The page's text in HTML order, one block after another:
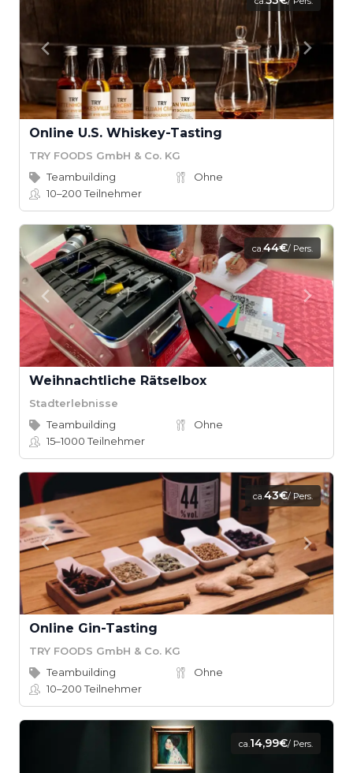
Online U.S. Whiskey-Tasting
TRY FOODS GmbH & Co. KG
Teambuilding
Ohne
10–200Teilnehmer
ca.44€/ Pers.
Weihnachtliche Rätselbox
Stadterlebnisse
Teambuilding
Ohne
15–1000Teilnehmer
ca.43€/ Pers.
Online Gin-Tasting
TRY FOODS GmbH & Co. KG
Teambuilding
Ohne
10–200Teilnehmer
ca.14,99€/ Pers.